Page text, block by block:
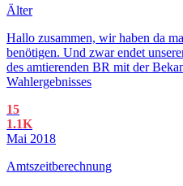
Älter
Hallo zusammen, wir haben da
benötigen. Und zwar endet
des amtierenden BR mit der
Wahlergebnisses
15
1.1K
Mai 2018
Amtszeitberechnung